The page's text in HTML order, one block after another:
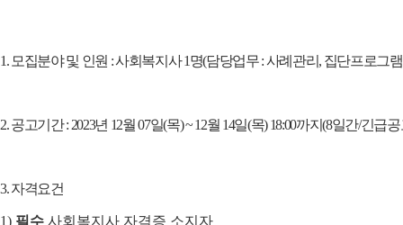
1.모집분야 및 인원 :사회복지사1명(담당업무:사례관리 , 집단프로그
2.공고기간: 2023년 12월07일(목) ~ 12월 14일(목) 18:00까지(8일간/긴급공
3.자격요건
1) 필수 사회복지사 자격증 소지자